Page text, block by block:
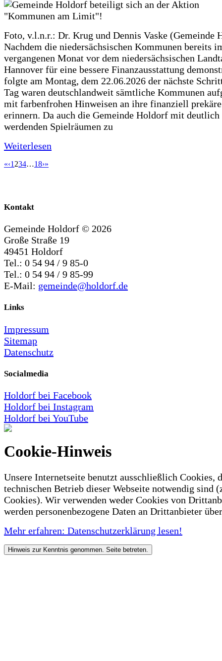
Foto, v.l.n.r.: Dr. Krug und Dennis Vaske (Gemeinde
Nachdem die niedersächsischen Kommunen bereits
vergangenen Monat vor dem niedersächsischen
Hannover für eine bessere Finanzausstattung
folgte am Montag, dem 22.06.2026 der nächste
Tag waren deutschlandweit sämtliche Kommunen
mit farbenfrohen Hinweisen an ihre finanziell
erinnern. Da auch die Gemeinde Holdorf mit deutlich
werdenden Spielräumen zu
Weiterlesen
«‹1 234…18›»
Kontakt
Gemeinde Holdorf © 2026
Große Straße 19
49451 Holdorf
Tel.: 0 54 94 / 9 85-0
Tel.: 0 54 94 / 9 85-99
E-Mail: gemeinde@holdorf.de
Links
Impressum
Sitemap
Datenschutz
Socialmedia
Holdorf bei Facebook
Holdorf bei Instagram
Holdorf bei YouTube
Cookie-Hinweis
Unsere Internetseite benutzt ausschließlich Cookies,
technischen Betrieb dieser Webseite notwendig sind
Cookies). Wir verwenden weder Cookies von
werden personenbezogene Daten an Drittanbieter
Mehr erfahren: Datenschutzerklärung lesen!
Hinweis zur Kenntnis genommen. Seite betreten.